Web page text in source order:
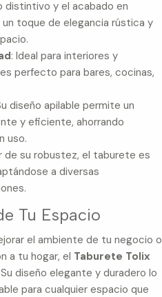
distintivo y el acabado en
toque de elegancia rústica y
: Ideal para interiores y
perfecto para bares, cocinas,
diseño apilable permite un
y eficiente, ahorrando
uso.
de su robustez, el taburete es
a diversas
Tu Espacio
el ambiente de tu negocio o
a tu hogar, el Taburete Tolix
diseño elegante y duradero lo
para cualquier espacio que